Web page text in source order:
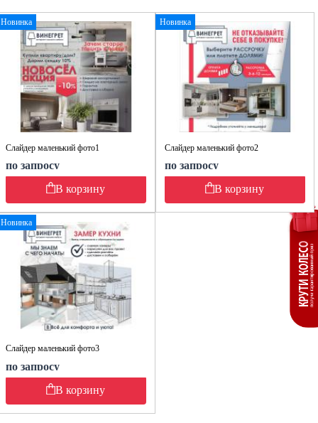
Новинка
Слайдер маленький фото1
по запросу
В корзину
Новинка
Слайдер маленький фото2
по запросу
В корзину
Новинка
Слайдер маленький фото3
по запросу
В корзину